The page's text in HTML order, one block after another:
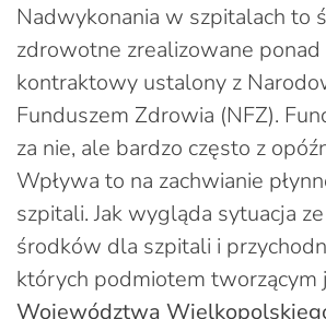
Nadwykonania w szpitalach to
zdrowotne zrealizowane
kontraktowy ustalony z
Funduszem Zdrowia (NFZ).
za nie, ale bardzo często z
Wpływa to na zachwianie
szpitali. Jak wygląda sytuacja
środków dla szpitali i
których podmiotem tworzącym
Województwa